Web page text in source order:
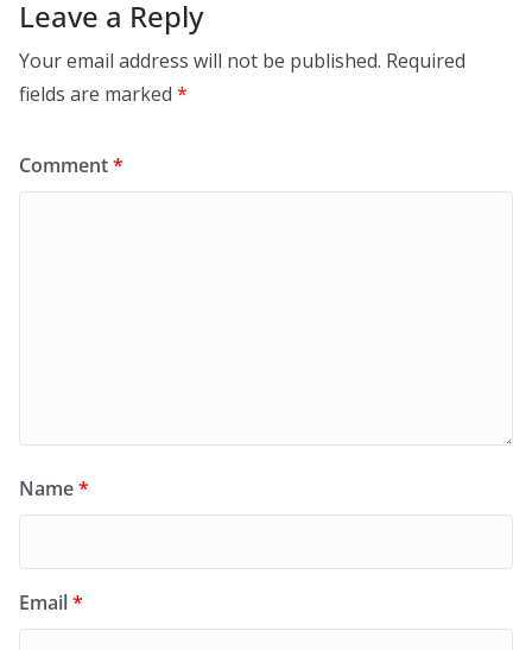
Leave a Reply
Your email address will not be published. Required
fields are marked *
Comment*
Name*
Email*